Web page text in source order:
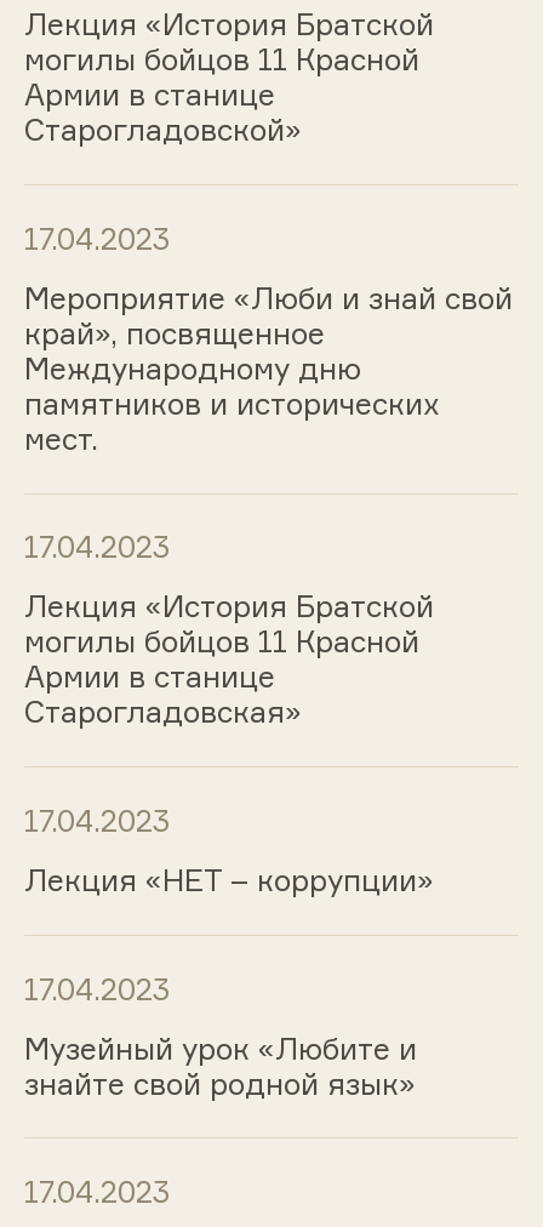
Лекция «История Братской
могилы бойцов 11 Красной
Армии в станице
Старогладовской»
17.04.2023
Мероприятие «Люби и знай свой
край», посвященное
Международному дню
памятников и исторических
мест.
17.04.2023
Лекция «История Братской
могилы бойцов 11 Красной
Армии в станице
Старогладовская»
17.04.2023
Лекция «НЕТ – коррупции»
17.04.2023
Музейный урок «Любите и
знайте свой родной язык»
17.04.2023